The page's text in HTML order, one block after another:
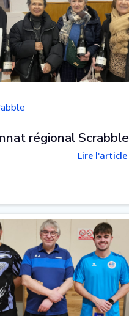
régional Scrabble
Lire l'article